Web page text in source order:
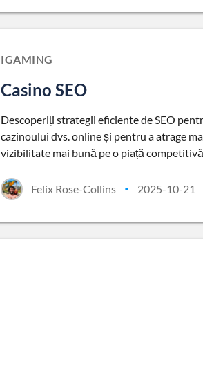
IGAMING
Casino SEO
Descoperiți strategii eficiente de SEO
cazinoului dvs. online și pentru a atrage
vizibilitate mai bună pe o piață
Felix Rose-Collins • 2025-10-21